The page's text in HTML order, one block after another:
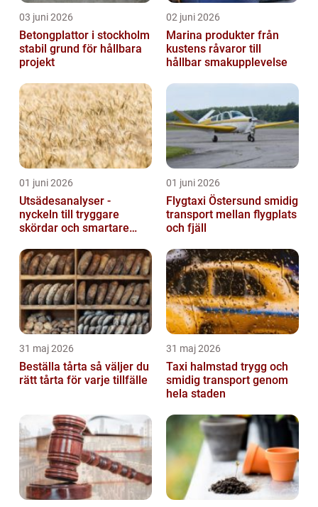
03 juni 2026
Betongplattor i stockholm
stabil grund för hållbara
projekt
02 juni 2026
Marina produkter från
kustens råvaror till
hållbar smakupplevelse
01 juni 2026
Utsädesanalyser -
nyckeln till tryggare
skördar och smartare
01 juni 2026
Flygtaxi Östersund smidig
transport mellan flygplats
och fjäll
31 maj 2026
Beställa tårta så väljer du
rätt tårta för varje tillfälle
31 maj 2026
Taxi halmstad trygg och
smidig transport genom
hela staden